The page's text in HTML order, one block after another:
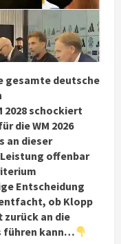
gesamte deutsche
2028 schockiert
die WM 2026
an dieser
offenbar
Entscheidung
ob Klopp
an die
führen kann…